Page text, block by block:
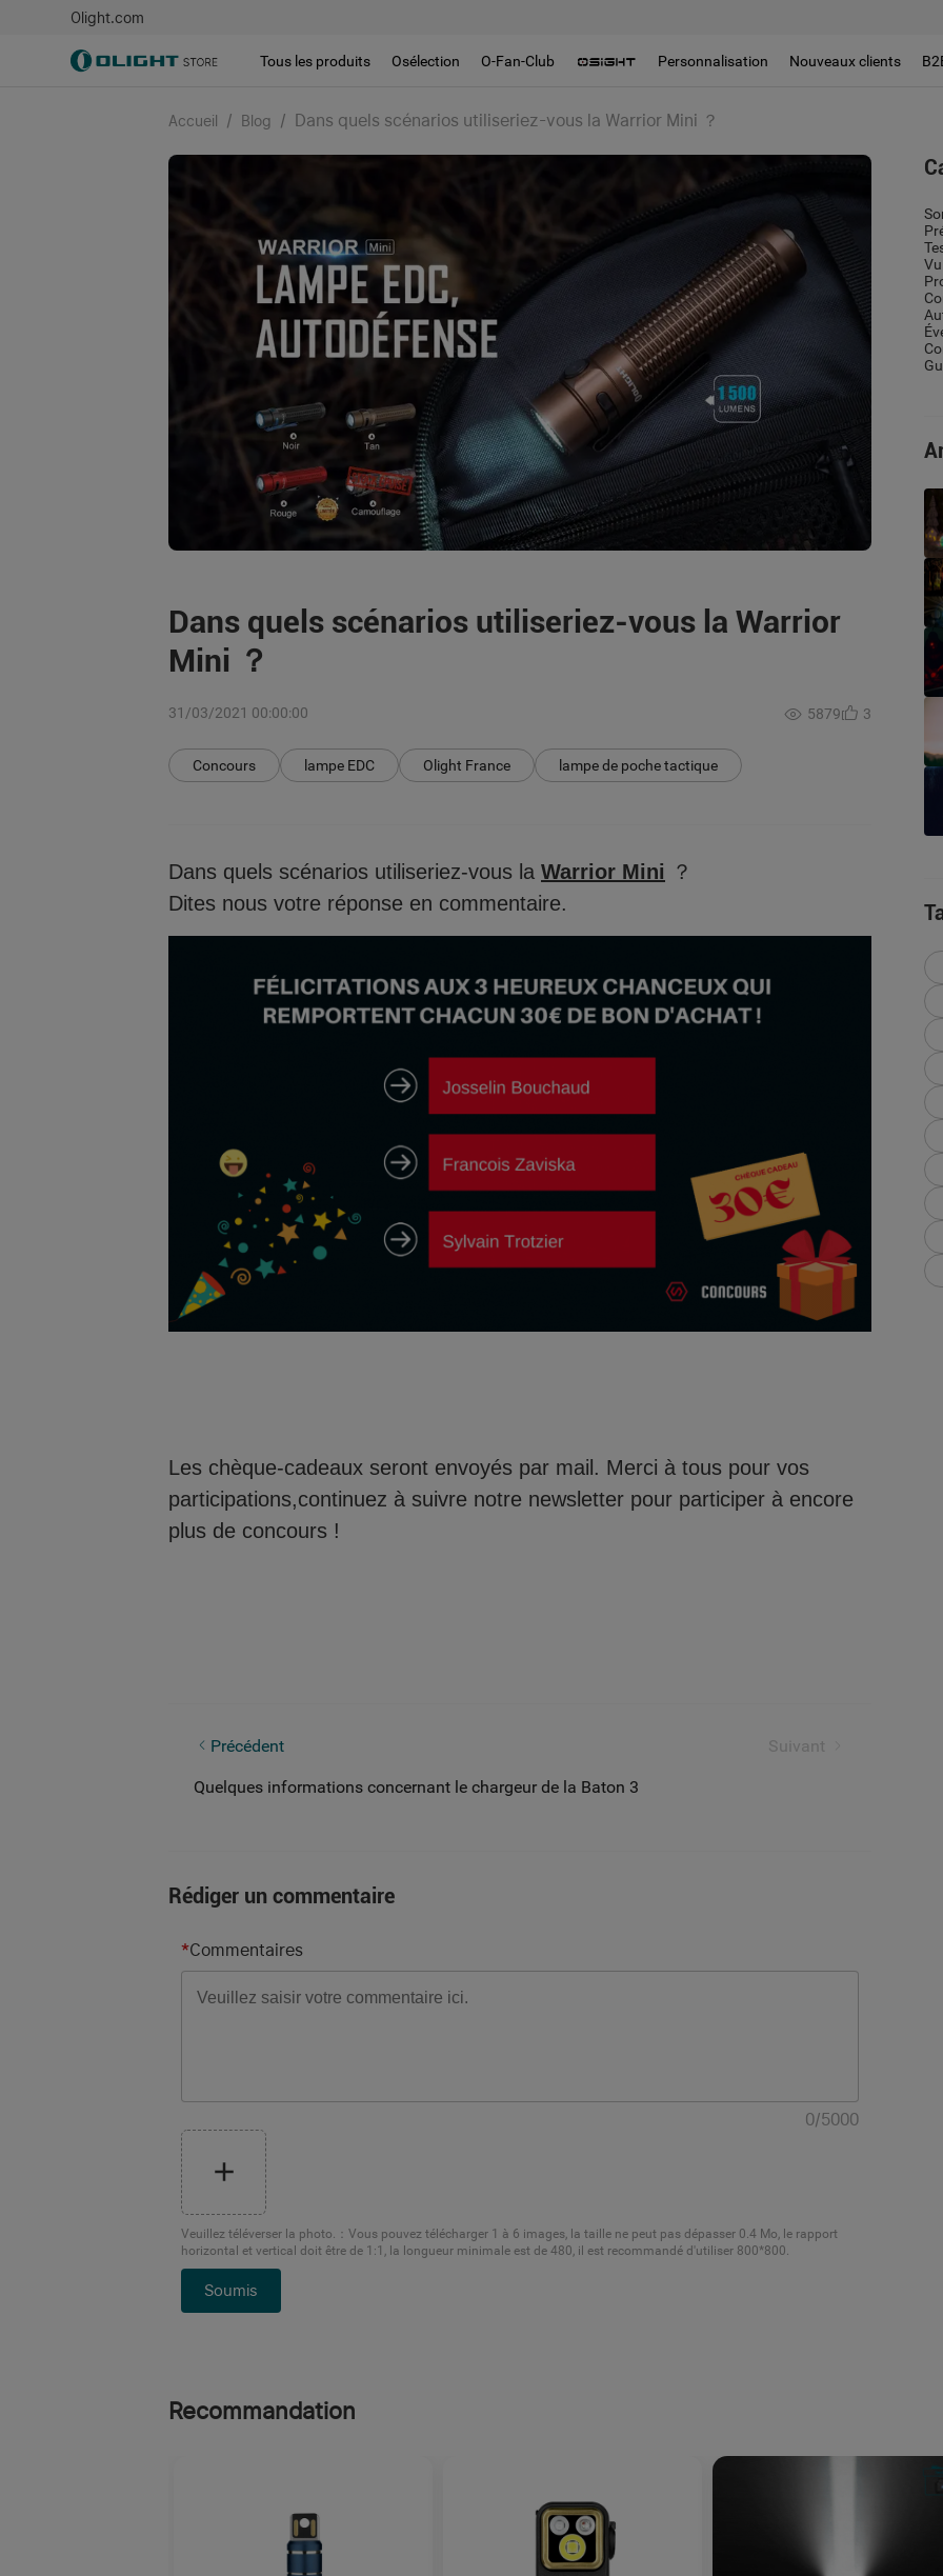
Olight.com
Tous les produits Osélection O-Fan-Club Personnalisation Nouveaux clients
Accueil / Blog / Dans quels scénarios utiliseriez-vous la Warrior Mini ？
Dans quels scénarios utiliseriez-vous la Warrior
Mini ？
31/03/2021 00:00:00
Concours lampe EDC Olight France lampe de poche tactique
5879 3
Dans quels scénarios utiliseriez-vous laWarrior Mini ？
Dites nous votre réponse en commentaire.
Les chèque-cadeaux seront envoyés par mail. Merci à tous pour vos
participations,continuez à suivre notre newsletter pour participer à encore
plus de concours !
Précédent Suivant
Savez-vous les lampes LED ?
Quelques informations concernant le chargeur de la Baton 3
Rédiger un commentaire
*Commentaires
0/5000
Veuillez téléverser la photo. ： Vous pouvez télécharger 1 à 6 images, la taille ne peut pas dépasser 0.4 Mo, le rapport
horizontal et vertical doit être de 1:1, la longueur minimale est de 480, il est recommandé d'utiliser 800*800.
Soumis
Recommandation